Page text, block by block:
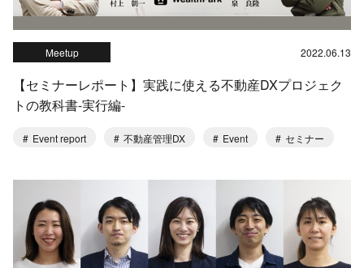
Meetup 2022.06.13
【セミナーレポート】実践に使える不動産DXプロジェク
トの教科書-実行編-
Event report 不動産管理DX Event セミナー